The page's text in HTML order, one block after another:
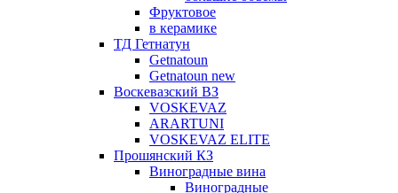
Фруктовое
в керамике
ТД Гетнатун
Getnatoun
Getnatoun new
Воскевазский ВЗ
VOSKEVAZ
ARARTUNI
VOSKEVAZ ELITE
Прошянский КЗ
Виноградные вина
Виноградные